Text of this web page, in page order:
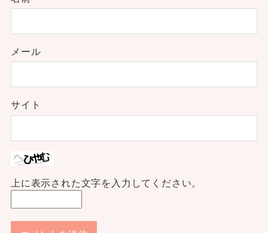
メール
サイト
上に表示された文字を入力してください。